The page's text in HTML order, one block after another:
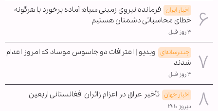
اخبار ایران فرمانده نیروی زمینی سپاه: آماده برخورد با هرگونه
خطای محاسباتی دشمنان هستیم
۳ روز قبل
چندرسانه‌ای ویدیو | اعترافات دو جاسوس موساد که امروز اعدام
شدند
۳ روز قبل
اخبار جهان تأخیر عراق در اعزام زائران افغانستانی اربعین
دیروز ۱۹:۱۰